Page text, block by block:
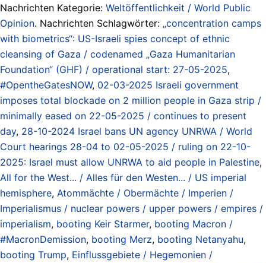
Nachrichten Kategorie: Weltöffentlichkeit / World Public
Opinion. Nachrichten Schlagwörter: „concentration camps
with biometrics“: US-Israeli spies concept of ethnic
cleansing of Gaza / codenamed „Gaza Humanitarian
Foundation“ (GHF) / operational start: 27-05-2025,
#OpentheGatesNOW, 02-03-2025 Israeli government
imposes total blockade on 2 million people in Gaza strip /
minimally eased on 22-05-2025 / continues to present
day, 28-10-2024 Israel bans UN agency UNRWA / World
Court hearings 28-04 to 02-05-2025 / ruling on 22-10-
2025: Israel must allow UNRWA to aid people in Palestine,
All for the West... / Alles für den Westen... / US imperial
hemisphere, Atommächte / Obermächte / Imperien /
Imperialismus / nuclear powers / upper powers / empires /
imperialism, booting Keir Starmer, booting Macron /
#MacronDemission, booting Merz, booting Netanyahu,
booting Trump, Einflussgebiete / Hegemonien /